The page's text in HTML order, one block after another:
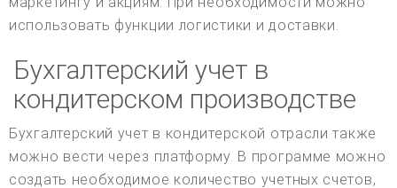
использовать функции логистики и доставки.
Бухгалтерский учет в
кондитерском производстве
Бухгалтерский учет в кондитерской отрасли также
можно вести через платформу. В программе можно
создать необходимое количество учетных счетов,